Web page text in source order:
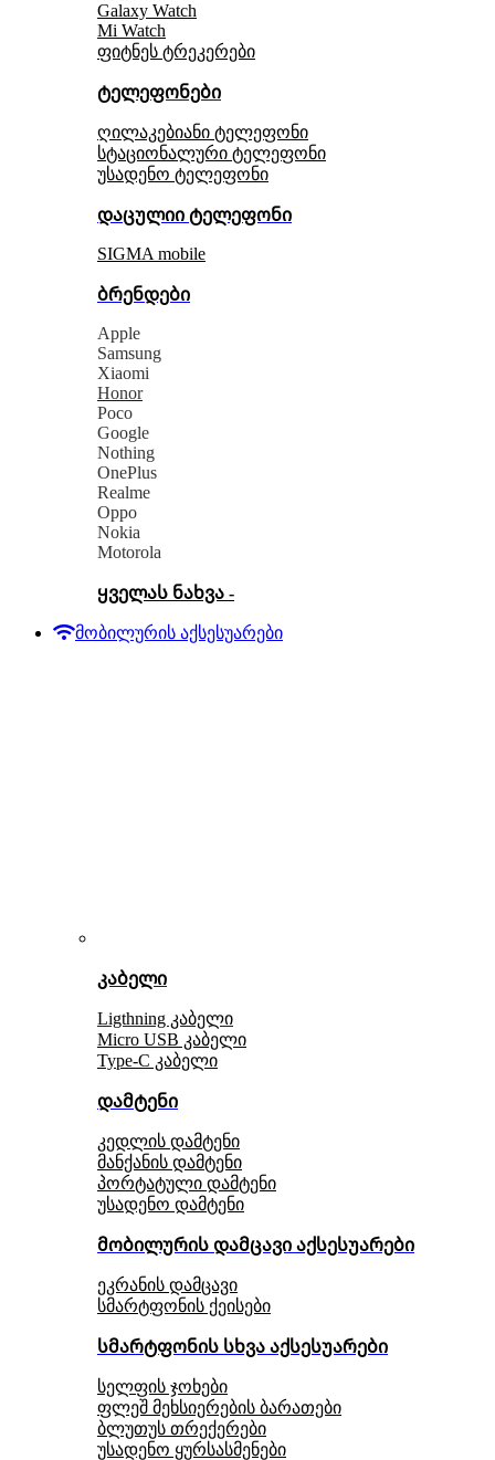
Galaxy Watch
Mi Watch
ფიტნეს ტრეკერები
ტელეფონები
ღილაკებიანი ტელეფონი
სტაციონალური ტელეფონი
უსადენო ტელეფონი
დაცულიი ტელეფონი
SIGMA mobile
ბრენდები
Apple
Samsung
Xiaomi
Honor
Poco
Google
Nothing
OnePlus
Realme
Oppo
Nokia
Motorola
ყველას ნახვა -
მობილურის აქსესუარები
კაბელი
Ligthning კაბელი
Micro USB კაბელი
Type-C კაბელი
დამტენი
კედლის დამტენი
მანქანის დამტენი
პორტატული დამტენი
უსადენო დამტენი
მობილურის დამცავი აქსესუარები
ეკრანის დამცავი
სმარტფონის ქეისები
სმარტფონის სხვა აქსესუარები
სელფის ჯოხები
ფლეშ მეხსიერების ბარათები
ბლუთუს თრექერები
უსადენო ყურსასმენები